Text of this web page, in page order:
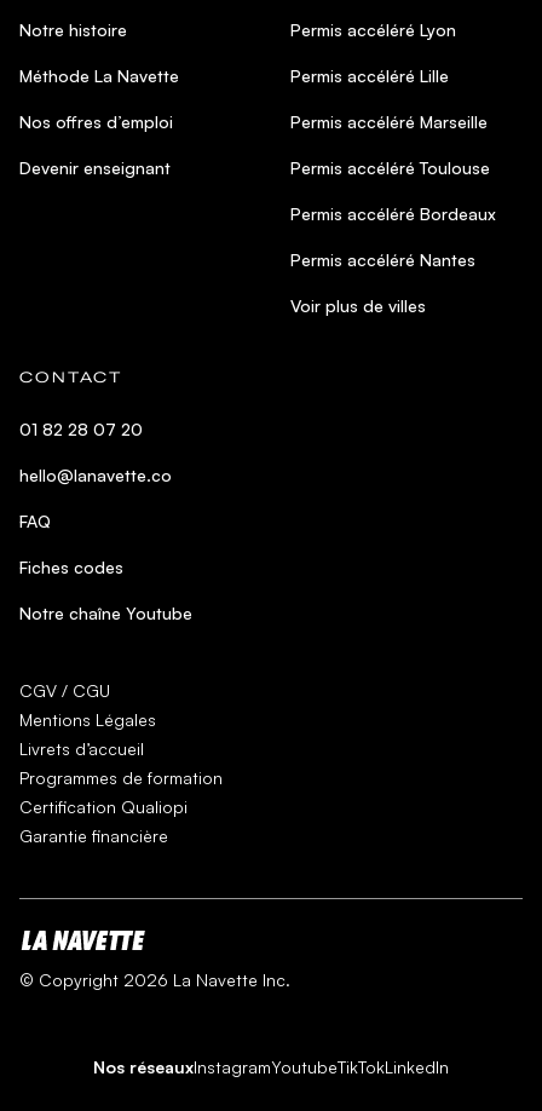
Notre histoire
Méthode La Navette
Nos offres d’emploi
Devenir enseignant
Permis accéléré Lyon
Permis accéléré Lille
Permis accéléré Marseille
Permis accéléré Toulouse
Permis accéléré Bordeaux
Permis accéléré Nantes
Voir plus de villes
CONTACT
01 82 28 07 20
hello@lanavette.co
FAQ
Fiches codes
Notre chaîne Youtube
CGV / CGU
Mentions Légales
Livrets d’accueil
Programmes de formation
Certification Qualiopi
Garantie financière
© Copyright 2026 La Navette Inc.
Nos réseauxInstagramYoutubeTikTokLinkedIn